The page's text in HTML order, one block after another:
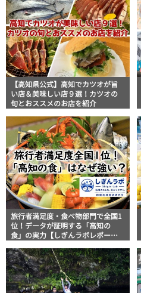
【高知県公式】高知でカツオが旨
い店＆美味しい店９選！カツオの
旬とおススメのお店を紹介
旅行者満足度・食べ物部門で全国1
位！データが証明する「高知の
食」の実力【しぎんラボレポー